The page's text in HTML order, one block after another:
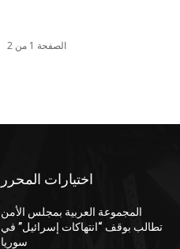
الصفحة 1 من 2
اختيارات المحرر
المجموعة العربية بمجلس الأمن
تطالب بوقف “انتهاكات إسرائيل” في
سوريا